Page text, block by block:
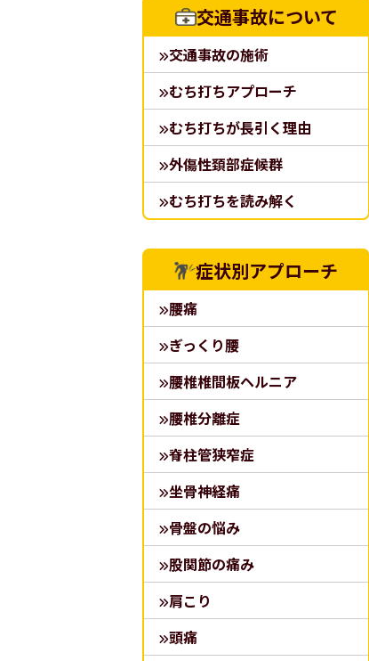
交通事故について
交通事故の施術
むち打ちアプローチ
むち打ちが長引く理由
外傷性頚部症候群
むち打ちを読み解く
症状別アプローチ
腰痛
ぎっくり腰
腰椎椎間板ヘルニア
腰椎分離症
脊柱管狭窄症
坐骨神経痛
骨盤の悩み
股関節の痛み
肩こり
頭痛